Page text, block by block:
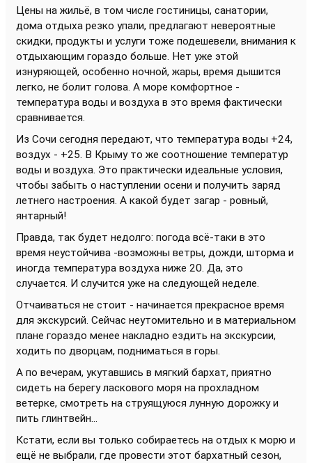
Цены на жильё, в том числе гостиницы, санатории,
дома отдыха резко упали, предлагают невероятные
скидки, продукты и услуги тоже подешевели, внимания к
отдыхающим гораздо больше. Нет уже этой
изнуряющей, особенно ночной, жары, время дышится
легко, не болит голова. А море комфортное -
температура воды и воздуха в это время фактически
сравнивается.
Из Сочи сегодня передают, что температура воды +24,
воздух - +25. В Крыму то же соотношение температур
воды и воздуха. Это практически идеальные условия,
чтобы забыть о наступлении осени и получить заряд
летнего настроения. А какой будет загар - ровный,
янтарный!
Правда, так будет недолго: погода всё-таки в это
время неустойчива -возможны ветры, дожди, шторма и
иногда температура воздуха ниже 20. Да, это
случается. И случится уже на следующей неделе.
Отчаиваться не стоит - начинается прекрасное время
для экскурсий. Сейчас неутомительно и в материальном
плане гораздо менее накладно ездить на экскурсии,
ходить по дворцам, подниматься в горы.
А по вечерам, укутавшись в мягкий бархат, приятно
сидеть на берегу ласкового моря на прохладном
ветерке, смотреть на струящуюся лунную дорожку и
пить глинтвейн...
Кстати, если вы только собираетесь на отдых к морю и
ещё не выбрали, где провести этот бархатный сезон,